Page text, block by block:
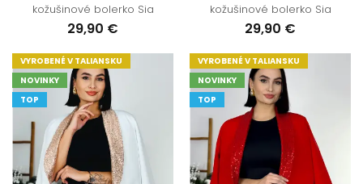
kožušinové bolerko Sia
29,90 €
kožušinové bolerko Sia
29,90 €
VYROBENÉ V TALIANSKU
NOVINKY
TOP
VYROBENÉ V TALIANSKU
NOVINKY
TOP